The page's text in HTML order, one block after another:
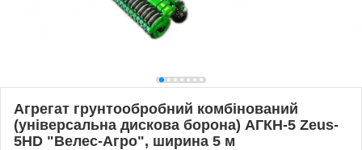
Агрегат грунтообробний комбінований
(універсальна дискова борона) АГКН-5 Zeus-
5HD "Велес-Агро", ширина 5 м